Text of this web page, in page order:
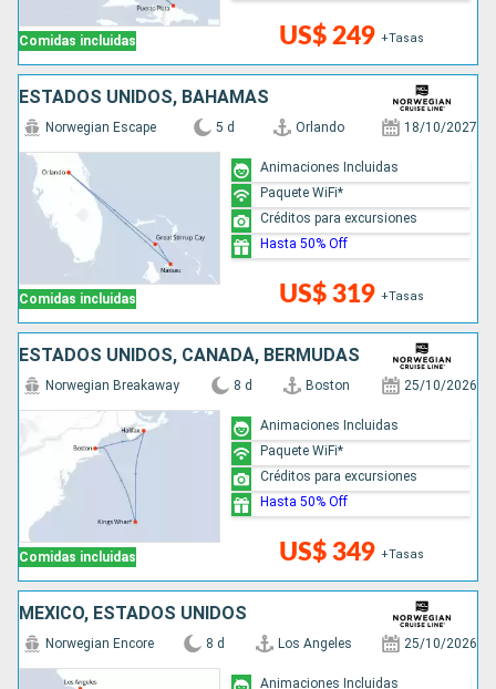
Comidas incluidas US$ 249 +Tasas
ESTADOS UNIDOS, BAHAMAS
Comidas incluidas
Norwegian Escape 5 d Orlando 18/10/2027
US$ 319 +Tasas
Animaciones Incluidas
Paquete WiFi*
Créditos para excursiones
Hasta 50% Off
ESTADOS UNIDOS, CANADÁ, BERMUDAS
Comidas incluidas
Norwegian Breakaway 8 d Boston 25/10/2026
US$ 349 +Tasas
Animaciones Incluidas
Paquete WiFi*
Créditos para excursiones
Hasta 50% Off
MÉXICO, ESTADOS UNIDOS
Norwegian Encore 8 d Los Angeles 25/10/2026
Animaciones Incluidas